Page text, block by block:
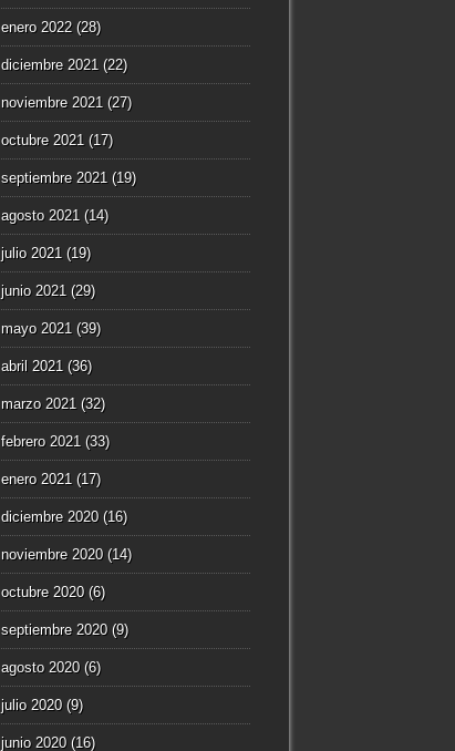
enero 2022 (28)
diciembre 2021 (22)
noviembre 2021 (27)
octubre 2021 (17)
septiembre 2021 (19)
agosto 2021 (14)
julio 2021 (19)
junio 2021 (29)
mayo 2021 (39)
abril 2021 (36)
marzo 2021 (32)
febrero 2021 (33)
enero 2021 (17)
diciembre 2020(16)
noviembre 2020(14)
octubre 2020(6)
septiembre 2020(9)
agosto 2020(6)
julio 2020(9)
junio 2020(16)